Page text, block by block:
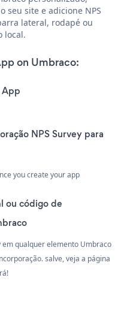
seu site e adicione NPS
lateral, rodapé ou
local.
on Umbraco:
App
NPS Survey para
you create your app
ou código de
em qualquer elemento Umbraco
salve, veja a página